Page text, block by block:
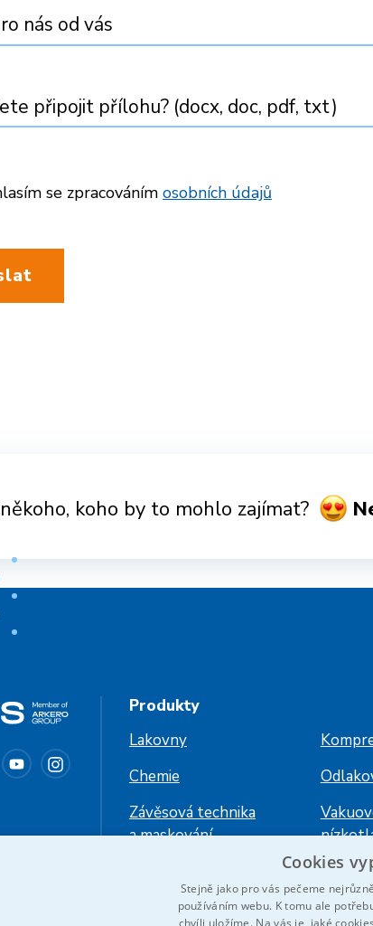
nás od vás
připojit přílohu? (docx, doc, pdf, txt)
se zpracováním osobních údajů
koho by to mohlo zajímat?
Produkty
Lakovny
Chemie
Závěsová technika
a maskování
Cookies
Stejně jako pro vás pečeme
používáním webu. K tomu ale
chvíli uložíme. Na vás je, jaké